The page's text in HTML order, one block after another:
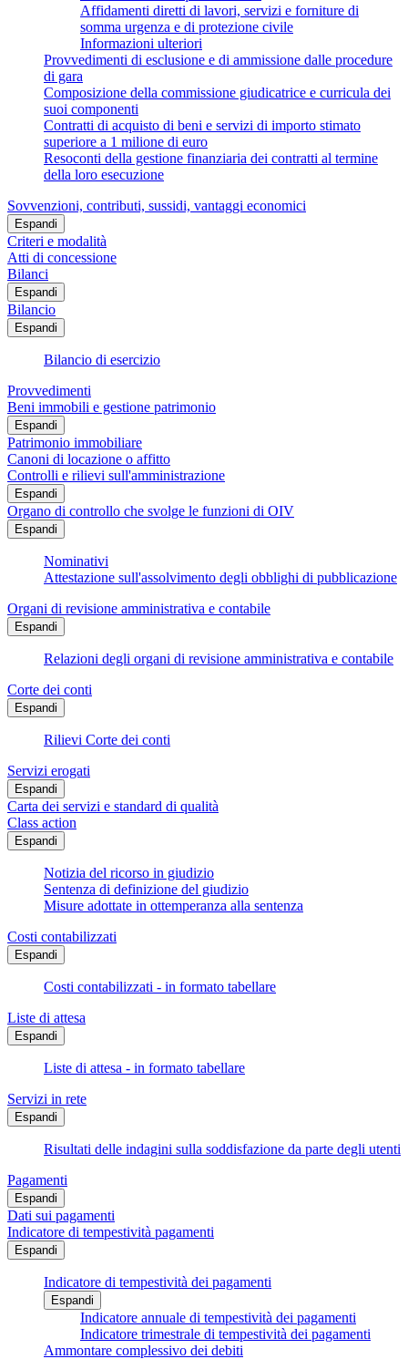
Affidamenti diretti di lavori, servizi e forniture di
somma urgenza e di protezione civile
Informazioni ulteriori
Provvedimenti di esclusione e di ammissione dalle procedure
di gara
Composizione della commissione giudicatrice e curricula dei
suoi componenti
Contratti di acquisto di beni e servizi di importo stimato
superiore a 1 milione di euro
Resoconti della gestione finanziaria dei contratti al termine
della loro esecuzione
Sovvenzioni, contributi, sussidi, vantaggi economici
Espandi
Criteri e modalità
Atti di concessione
Bilanci
Espandi
Bilancio
Espandi
Bilancio di esercizio
Provvedimenti
Beni immobili e gestione patrimonio
Espandi
Patrimonio immobiliare
Canoni di locazione o affitto
Controlli e rilievi sull'amministrazione
Espandi
Organo di controllo che svolge le funzioni di OIV
Espandi
Nominativi
Attestazione sull'assolvimento degli obblighi di pubblicazione
Organi di revisione amministrativa e contabile
Espandi
Relazioni degli organi di revisione amministrativa e contabile
Corte dei conti
Espandi
Rilievi Corte dei conti
Servizi erogati
Espandi
Carta dei servizi e standard di qualità
Class action
Espandi
Notizia del ricorso in giudizio
Sentenza di definizione del giudizio
Misure adottate in ottemperanza alla sentenza
Costi contabilizzati
Espandi
Costi contabilizzati - in formato tabellare
Liste di attesa
Espandi
Liste di attesa - in formato tabellare
Servizi in rete
Espandi
Risultati delle indagini sulla soddisfazione da parte degli utenti
Pagamenti
Espandi
Dati sui pagamenti
Indicatore di tempestività pagamenti
Espandi
Indicatore di tempestività dei pagamenti
Espandi
Indicatore annuale di tempestività dei pagamenti
Indicatore trimestrale di tempestività dei pagamenti
Ammontare complessivo dei debiti